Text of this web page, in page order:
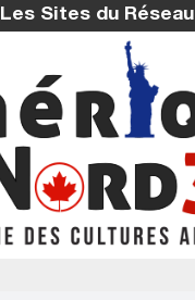
Les Sites du Réseau